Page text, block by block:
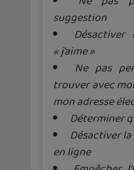
suggestion
« j’aime »
Ne pas
trouver avec
mon adresse
Déterminer
Désactiver
en ligne